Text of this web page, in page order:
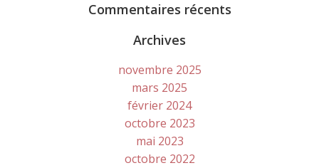
Commentaires récents
Archives
novembre 2025
mars 2025
février 2024
octobre 2023
mai 2023
octobre 2022